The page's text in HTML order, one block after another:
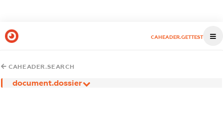
CAHEADER.GETTEST
CAHEADER.SEARCH
document.dossier